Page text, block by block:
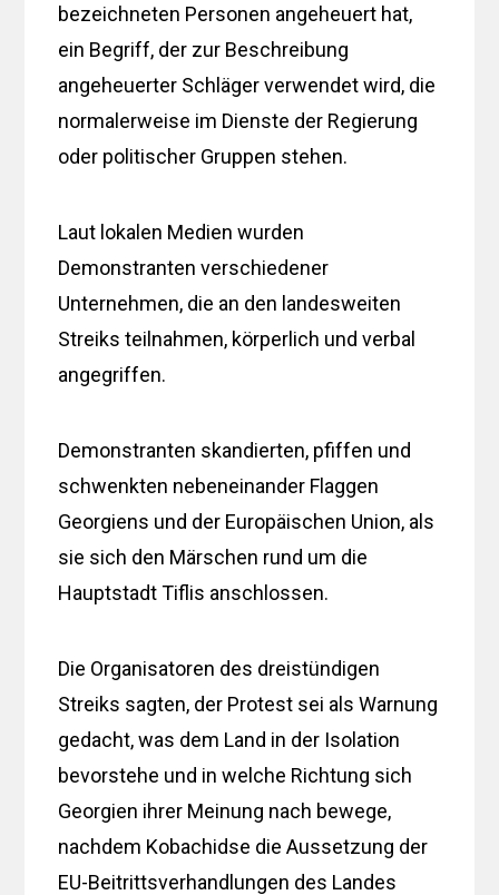
bezeichneten Personen angeheuert hat,
ein Begriff, der zur Beschreibung
angeheuerter Schläger verwendet wird, die
normalerweise im Dienste der Regierung
oder politischer Gruppen stehen.
Laut lokalen Medien wurden
Demonstranten verschiedener
Unternehmen, die an den landesweiten
Streiks teilnahmen, körperlich und verbal
angegriffen.
Demonstranten skandierten, pfiffen und
schwenkten nebeneinander Flaggen
Georgiens und der Europäischen Union, als
sie sich den Märschen rund um die
Hauptstadt Tiflis anschlossen.
Die Organisatoren des dreistündigen
Streiks sagten, der Protest sei als Warnung
gedacht, was dem Land in der Isolation
bevorstehe und in welche Richtung sich
Georgien ihrer Meinung nach bewege,
nachdem Kobachidse die Aussetzung der
EU-Beitrittsverhandlungen des Landes